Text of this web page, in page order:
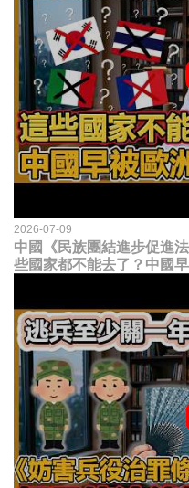
2026-07-09
中國《民族團結進步促進
些國家都不能去了？中國